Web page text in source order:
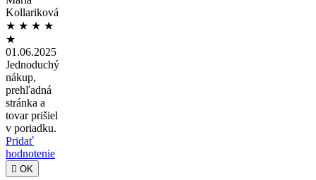
Kollariková
★ ★ ★ ★
★
01.06.2025
Jednoduchý
nákup,
prehľadná
stránka a
tovar prišiel
v poriadku.
Pridať
hodnotenie
 OK